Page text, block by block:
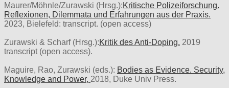
Maurer/Möhnle/Zurawski (Hrsg.):Kritische Polizeiforschung.
Reflexionen, Dilemmata und Erfahrungen aus der Praxis.
2023, Bielefeld: transcript. (open access)
Zurawski & Scharf (Hrsg.):Kritik des Anti-Doping. 2019
transcript (open access).
Maguire, Rao, Zurawski (eds.): Bodies as Evidence. Security,
Knowledge and Power, 2018, Duke Univ Press.